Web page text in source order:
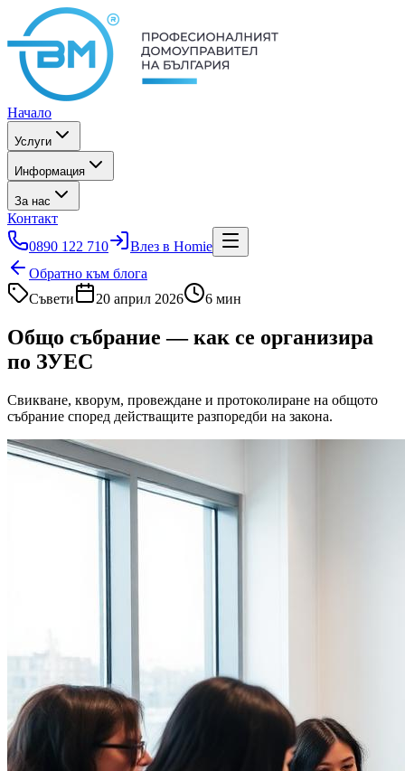
Начало
Услуги
Информация
За нас
Контакт
0890 122 710
Влез в Homie
Обратно към блога
Съвети
20 април 2026 6 мин
Общо събрание — как се организира
по ЗУЕС
Свикване, кворум, провеждане и протоколиране на общото
събрание според действащите разпоредби на закона.